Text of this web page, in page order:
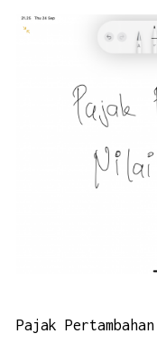
Pajak